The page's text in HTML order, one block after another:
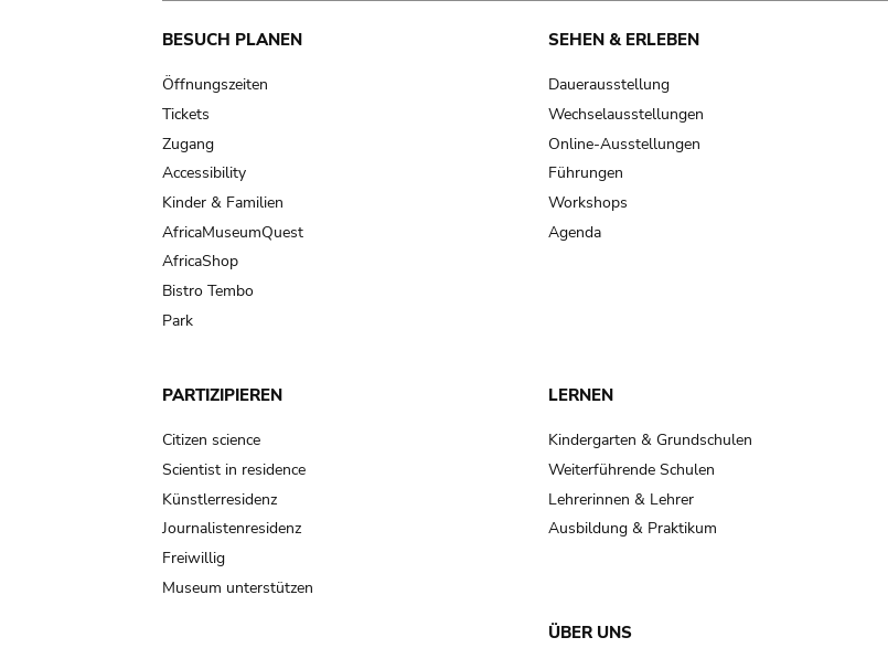
Main
navigation
BESUCH PLANEN
Öffnungszeiten
Tickets
Zugang
Accessibility
Kinder & Familien
AfricaMuseumQuest
AfricaShop
Bistro Tembo
Park
SEHEN & ERLEBEN
Dauerausstellung
Wechselausstellungen
Online-Ausstellungen
Führungen
Workshops
Agenda
PARTIZIPIEREN
Citizen science
Scientist in residence
Künstlerresidenz
Journalistenresidenz
Freiwillig
Museum unterstützen
LERNEN
Kindergarten & Grundschulen
Weiterführende Schulen
Lehrerinnen & Lehrer
Ausbildung & Praktikum
ÜBER UNS